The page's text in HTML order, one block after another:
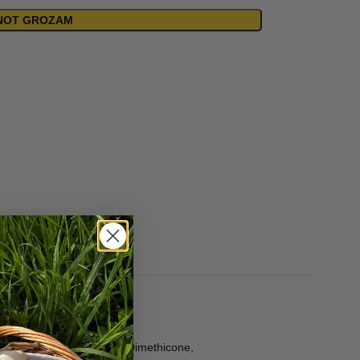
GROZAM
Parfum, Dimethicone,